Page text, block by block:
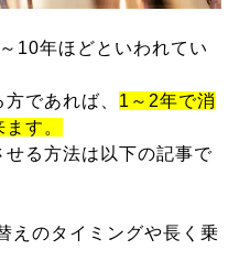
10年ほどといわれてい
であれば、 1～2年で消
す。
る方法は以下の記事で
えのタイミングや長く乗